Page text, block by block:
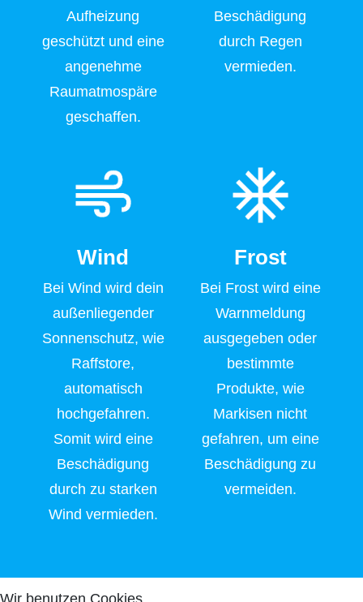
Aufheizung
geschützt und eine
angenehme
Raumatmospäre
geschaffen.
Beschädigung
durch Regen
vermieden.
Wind
Bei Wind wird dein
außenliegender
Sonnenschutz, wie
Raffstore,
automatisch
hochgefahren.
Somit wird eine
Beschädigung
durch zu starken
Wind vermieden.
Frost
Bei Frost wird eine
Warnmeldung
ausgegeben oder
bestimmte
Produkte, wie
Markisen nicht
gefahren, um eine
Beschädigung zu
vermeiden.